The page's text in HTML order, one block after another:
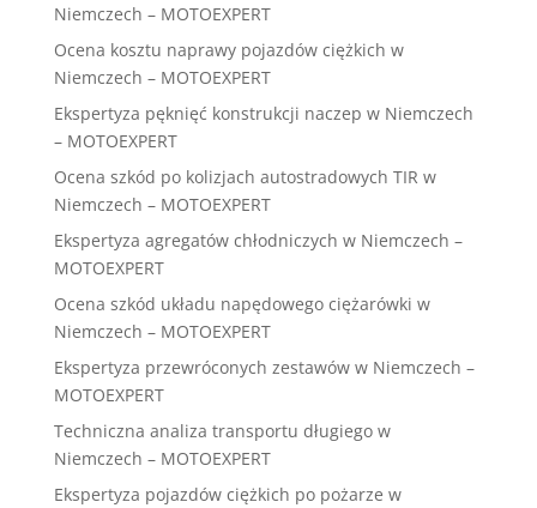
Niemczech – MOTOEXPERT
Ocena kosztu naprawy pojazdów ciężkich w
Niemczech – MOTOEXPERT
Ekspertyza pęknięć konstrukcji naczep w Niemczech
– MOTOEXPERT
Ocena szkód po kolizjach autostradowych TIR w
Niemczech – MOTOEXPERT
Ekspertyza agregatów chłodniczych w Niemczech –
MOTOEXPERT
Ocena szkód układu napędowego ciężarówki w
Niemczech – MOTOEXPERT
Ekspertyza przewróconych zestawów w Niemczech –
MOTOEXPERT
Techniczna analiza transportu długiego w
Niemczech – MOTOEXPERT
Ekspertyza pojazdów ciężkich po pożarze w